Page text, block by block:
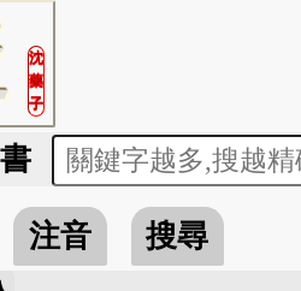
沈
藥
子
注音 搜尋